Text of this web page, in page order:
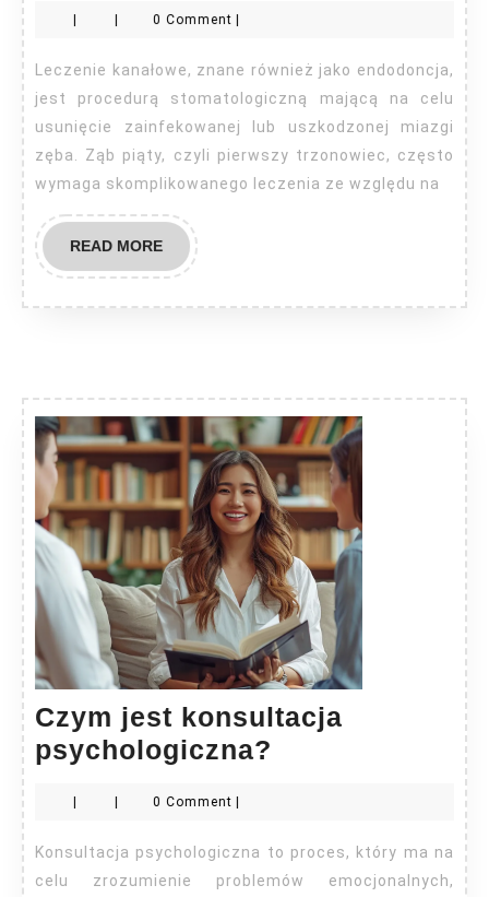
5?
0 Comment
jest procedurą stomatologiczną mającą na celu
usunięcie zainfekowanej lub uszkodzonej miazgi
zęba. Ząb piąty, czyli pierwszy trzonowiec, często
wymaga skomplikowanego leczenia ze względu na
READ MOREREAD
MORE
Czym jest konsultacja
psychologiczna?
| | 0 Comment |
Konsultacja psychologiczna to proces, który ma na
celu zrozumienie problemów emocjonalnych,